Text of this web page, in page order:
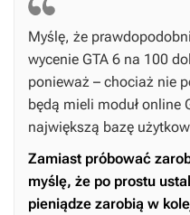
Myślę, że
wycenie GTA 6 na 100
ponieważ – chociaż nie
będą mieli moduł online
największą bazę
Zamiast próbować
myślę, że po prostu
pieniądze zarobią w